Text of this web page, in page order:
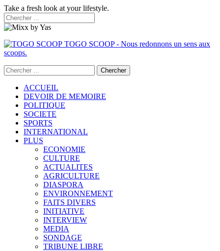
Take a fresh look at your lifestyle.
TOGO SCOOP - Nous redonnons un sens aux
scoops.
ACCUEIL
DEVOIR DE MEMOIRE
POLITIQUE
SOCIETE
SPORTS
INTERNATIONAL
PLUS
ECONOMIE
CULTURE
ACTUALITES
AGRICULTURE
DIASPORA
ENVIRONNEMENT
FAITS DIVERS
INITIATIVE
INTERVIEW
MEDIA
SONDAGE
TRIBUNE LIBRE